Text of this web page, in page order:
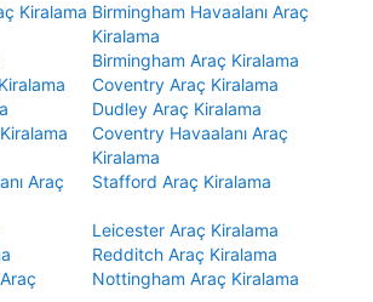
Kiralama Birmingham Havaalanı Araç
Kiralama
Birmingham Araç Kiralama
Coventry Araç Kiralama
Dudley Araç Kiralama
Coventry Havaalanı Araç
Kiralama
Araç
Stafford Araç Kiralama
Leicester Araç Kiralama
Redditch Araç Kiralama
Nottingham Araç Kiralama